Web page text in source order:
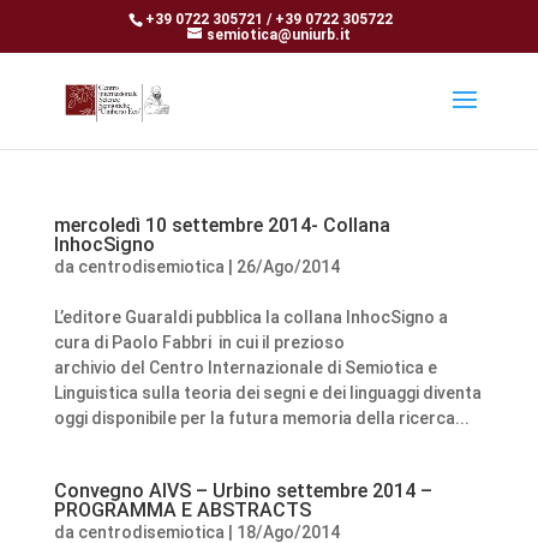
+39 0722 305721 / +39 0722 305722
semiotica@uniurb.it
mercoledì 10 settembre 2014- Collana
InhocSigno
da centrodisemiotica 26/Ago/2014
L’editore Guaraldi pubblica la collana InhocSigno a
cura di Paolo Fabbri in cui il prezioso
archivio del Centro Internazionale di Semiotica e
Linguistica sulla teoria dei segni e dei linguaggi diventa
oggi disponibile per la futura memoria della ricerca...
Convegno AIVS – Urbino settembre 2014 –
PROGRAMMA E ABSTRACTS
da centrodisemiotica 18/Ago/2014